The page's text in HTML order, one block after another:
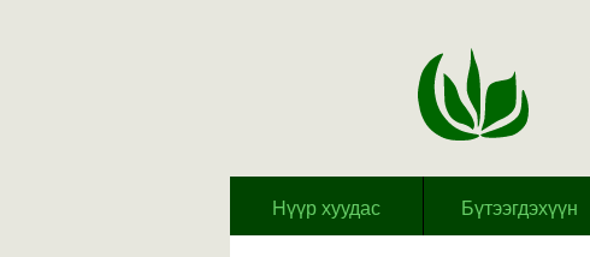
Hүүр хуудас Бүтээгдэхүүн